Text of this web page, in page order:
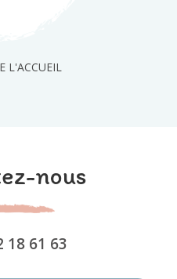
L'ACCUEIL
nous
18 61 63